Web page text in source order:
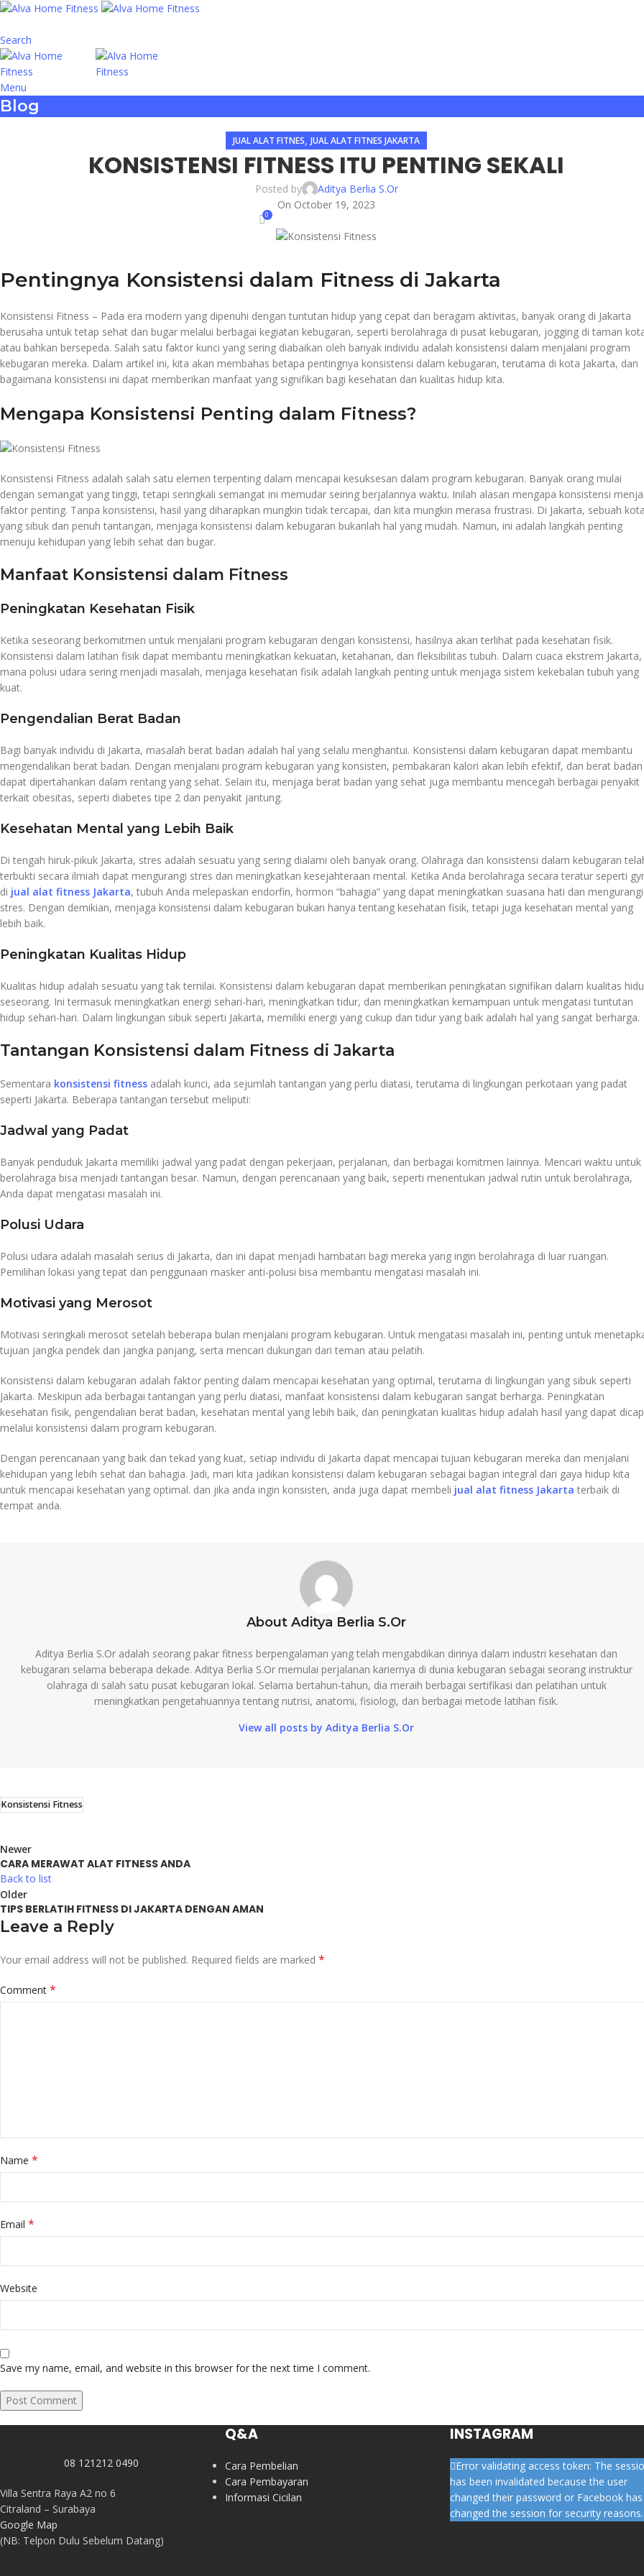
Search
Menu
Blog
JUAL ALAT FITNES,JUAL ALAT FITNES JAKARTA
KONSISTENSI FITNESS ITU PENTING SEKALI
Posted by
Aditya Berlia S.Or
On October 19, 2023
0
Pentingnya Konsistensi dalam Fitness di Jakarta
Konsistensi Fitness – Pada era modern yang dipenuhi dengan tuntutan hidup yang cepat dan beragam aktivitas, banyak orang di Jakarta
berusaha untuk tetap sehat dan bugar melalui berbagai kegiatan kebugaran, seperti berolahraga di pusat kebugaran, jogging di taman
atau bahkan bersepeda. Salah satu faktor kunci yang sering diabaikan oleh banyak individu adalah konsistensi dalam menjalani program
kebugaran mereka. Dalam artikel ini, kita akan membahas betapa pentingnya konsistensi dalam kebugaran, terutama di kota Jakarta, dan
bagaimana konsistensi ini dapat memberikan manfaat yang signifikan bagi kesehatan dan kualitas hidup kita.
Mengapa Konsistensi Penting dalam Fitness?
Konsistensi Fitness adalah salah satu elemen terpenting dalam mencapai kesuksesan dalam program kebugaran. Banyak orang mulai
dengan semangat yang tinggi, tetapi seringkali semangat ini memudar seiring berjalannya waktu. Inilah alasan mengapa konsistensi
faktor penting. Tanpa konsistensi, hasil yang diharapkan mungkin tidak tercapai, dan kita mungkin merasa frustrasi. Di Jakarta, sebuah
yang sibuk dan penuh tantangan, menjaga konsistensi dalam kebugaran bukanlah hal yang mudah. Namun, ini adalah langkah penting
menuju kehidupan yang lebih sehat dan bugar.
Manfaat Konsistensi dalam Fitness
Peningkatan Kesehatan Fisik
Ketika seseorang berkomitmen untuk menjalani program kebugaran dengan konsistensi, hasilnya akan terlihat pada kesehatan fisik.
Konsistensi dalam latihan fisik dapat membantu meningkatkan kekuatan, ketahanan, dan fleksibilitas tubuh. Dalam cuaca ekstrem Jakarta,
mana polusi udara sering menjadi masalah, menjaga kesehatan fisik adalah langkah penting untuk menjaga sistem kekebalan tubuh yang
kuat.
Pengendalian Berat Badan
Bagi banyak individu di Jakarta, masalah berat badan adalah hal yang selalu menghantui. Konsistensi dalam kebugaran dapat membantu
mengendalikan berat badan. Dengan menjalani program kebugaran yang konsisten, pembakaran kalori akan lebih efektif, dan berat badan
dapat dipertahankan dalam rentang yang sehat. Selain itu, menjaga berat badan yang sehat juga membantu mencegah berbagai penyakit
terkait obesitas, seperti diabetes tipe 2 dan penyakit jantung.
Kesehatan Mental yang Lebih Baik
Di tengah hiruk-pikuk Jakarta, stres adalah sesuatu yang sering dialami oleh banyak orang. Olahraga dan konsistensi dalam kebugaran
terbukti secara ilmiah dapat mengurangi stres dan meningkatkan kesejahteraan mental. Ketika Anda berolahraga secara teratur seperti
di jual alat fitness Jakarta, tubuh Anda melepaskan endorfin, hormon “bahagia” yang dapat meningkatkan suasana hati dan mengurangi
stres. Dengan demikian, menjaga konsistensi dalam kebugaran bukan hanya tentang kesehatan fisik, tetapi juga kesehatan mental yang
lebih baik.
Peningkatan Kualitas Hidup
Kualitas hidup adalah sesuatu yang tak ternilai. Konsistensi dalam kebugaran dapat memberikan peningkatan signifikan dalam kualitas
seseorang. Ini termasuk meningkatkan energi sehari-hari, meningkatkan tidur, dan meningkatkan kemampuan untuk mengatasi tuntutan
hidup sehari-hari. Dalam lingkungan sibuk seperti Jakarta, memiliki energi yang cukup dan tidur yang baik adalah hal yang sangat berharga.
Tantangan Konsistensi dalam Fitness di Jakarta
Sementara konsistensi fitness adalah kunci, ada sejumlah tantangan yang perlu diatasi, terutama di lingkungan perkotaan yang padat
seperti Jakarta. Beberapa tantangan tersebut meliputi:
Jadwal yang Padat
Banyak penduduk Jakarta memiliki jadwal yang padat dengan pekerjaan, perjalanan, dan berbagai komitmen lainnya. Mencari waktu untuk
berolahraga bisa menjadi tantangan besar. Namun, dengan perencanaan yang baik, seperti menentukan jadwal rutin untuk berolahraga,
Anda dapat mengatasi masalah ini.
Polusi Udara
Polusi udara adalah masalah serius di Jakarta, dan ini dapat menjadi hambatan bagi mereka yang ingin berolahraga di luar ruangan.
Pemilihan lokasi yang tepat dan penggunaan masker anti-polusi bisa membantu mengatasi masalah ini.
Motivasi yang Merosot
Motivasi seringkali merosot setelah beberapa bulan menjalani program kebugaran. Untuk mengatasi masalah ini, penting untuk
tujuan jangka pendek dan jangka panjang, serta mencari dukungan dari teman atau pelatih.
Konsistensi dalam kebugaran adalah faktor penting dalam mencapai kesehatan yang optimal, terutama di lingkungan yang sibuk seperti
Jakarta. Meskipun ada berbagai tantangan yang perlu diatasi, manfaat konsistensi dalam kebugaran sangat berharga. Peningkatan
kesehatan fisik, pengendalian berat badan, kesehatan mental yang lebih baik, dan peningkatan kualitas hidup adalah hasil yang dapat
melalui konsistensi dalam program kebugaran.
Dengan perencanaan yang baik dan tekad yang kuat, setiap individu di Jakarta dapat mencapai tujuan kebugaran mereka dan menjalani
kehidupan yang lebih sehat dan bahagia. Jadi, mari kita jadikan konsistensi dalam kebugaran sebagai bagian integral dari gaya hidup kita
untuk mencapai kesehatan yang optimal. dan jika anda ingin konsisten, anda juga dapat membeli jual alat fitness Jakarta terbaik di
tempat anda.
About Aditya Berlia S.Or
Aditya Berlia S.Or adalah seorang pakar fitness berpengalaman yang telah mengabdikan dirinya dalam industri kesehatan dan
kebugaran selama beberapa dekade. Aditya Berlia S.Or memulai perjalanan kariernya di dunia kebugaran sebagai seorang instruktur
olahraga di salah satu pusat kebugaran lokal. Selama bertahun-tahun, dia meraih berbagai sertifikasi dan pelatihan untuk
meningkatkan pengetahuannya tentang nutrisi, anatomi, fisiologi, dan berbagai metode latihan fisik.
View all posts by Aditya Berlia S.Or
Konsistensi Fitness
Newer
CARA MERAWAT ALAT FITNESS ANDA
Back to list
Older
TIPS BERLATIH FITNESS DI JAKARTA DENGAN AMAN
Leave a Reply
Your email address will not be published. Required fields are marked *
Comment *
Name *
Email *
Website
Save my name, email, and website in this browser for the next time I comment.
08 121212 0490
Villa Sentra Raya A2 no 6
Citraland – Surabaya
Google Map
(NB: Telpon Dulu Sebelum Datang)
Q&A
Cara Pembelian
Cara Pembayaran
Informasi Cicilan
INSTAGRAM
Error validating access token: The
has been invalidated because the user
changed their password or Facebook has
changed the session for security reasons.